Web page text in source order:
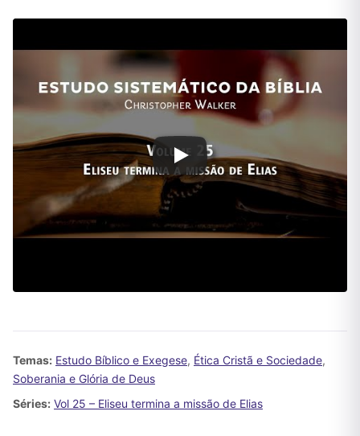
Temas: Estudo Bíblico e Exegese, Ética Cristã e Sociedade,
Soberania e Glória de Deus
Séries: Vol 25 – Eliseu termina a missão de Elias